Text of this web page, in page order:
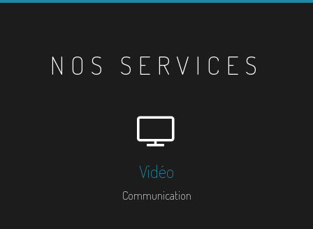
NOS SERVICES
Vidéo
Communication